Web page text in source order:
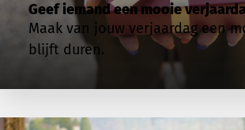
Geef iemand een mooie
Maak van jouw verjaardag een
blijft duren.